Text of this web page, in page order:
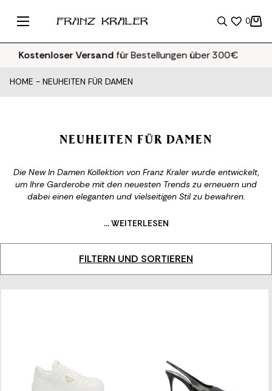
0
Versandfür Bestellungen über 300€
HOME - NEUHEITEN FÜR DAMEN
NEUHEITEN FÜR DAMEN
Die New In Damen Kollektion von Franz Kraler wurde entwickelt,
um Ihre Garderobe mit den neuesten Trends zu erneuern und
dabei einen eleganten und vielseitigen Stil zu bewahren.
perfekt für stilvolle Looks, die zu jeder Gelegenheit passen. Von
von Must have Taschen bis zu eleganten Schuhen, jedes Stück
ist darauf ausgelegt, Ihre Persönlichkeit mit Klasse zu
... WEITERLESEN
FILTERN UND SORTIEREN